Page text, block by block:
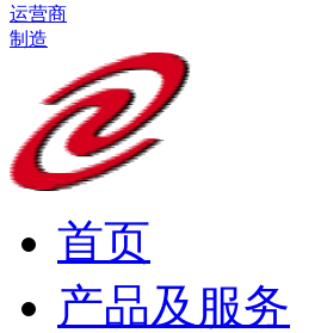
运营商
制造
首页
产品及服务